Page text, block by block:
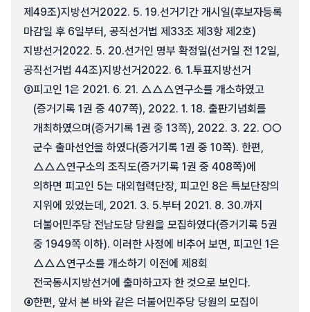
제49조)지방선거2022. 5. 19.선거기간 개시일(후보자등록
마감일 후 6일부터, 공직선거법 제33조 제3항 제2호)
지방선거2022. 5. 20.선거인 명부 확정일(선거일 전 12일,
공직선거법 44조)지방선거2022. 6. 1.투표지방선거
③피고인 1은 2021. 6. 21. △△△연구소를 개소하였고
(증거기록 1권 중 407쪽), 2022. 1. 18. 출판기념회를
개최하였으며(증거기록 1권 중 13쪽), 2022. 3. 22. ○○
군수 출마선언을 하였다(증거기록 1권 중 10쪽). 한편,
△△△연구소의 조직도(증거기록 1권 중 408쪽)에
의하면 피고인 5는 대외협력단장, 피고인 8은 특보단장의
지위에 있었는데, 2021. 3. 5.부터 2021. 8. 30.까지
더불어민주당 전남도당 당원을 모집하였다(증거기록 5권
중 1949쪽 이하). 이러한 사정에 비추어 보면, 피고인 1은
△△△연구소를 개소하기 이전에 제8회
전국동시지방선거에 출마하고자 한 것으로 보인다.
④한편, 앞서 본 바와 같은 더불어민주당 당원의 모집이